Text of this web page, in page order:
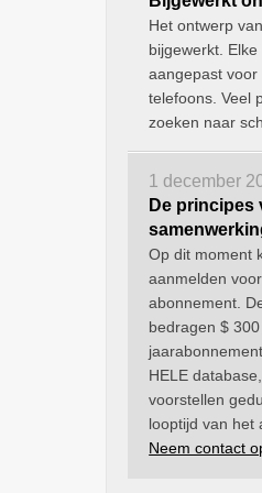
Het ontwerp
bijgewerkt.
aangepast voor
telefoons. Veel
zoeken naar
1 december
De principes
Op dit moment
aanmelden
abonnement.
bedragen $
HELE
voorstellen
looptijd van het
Neem contact